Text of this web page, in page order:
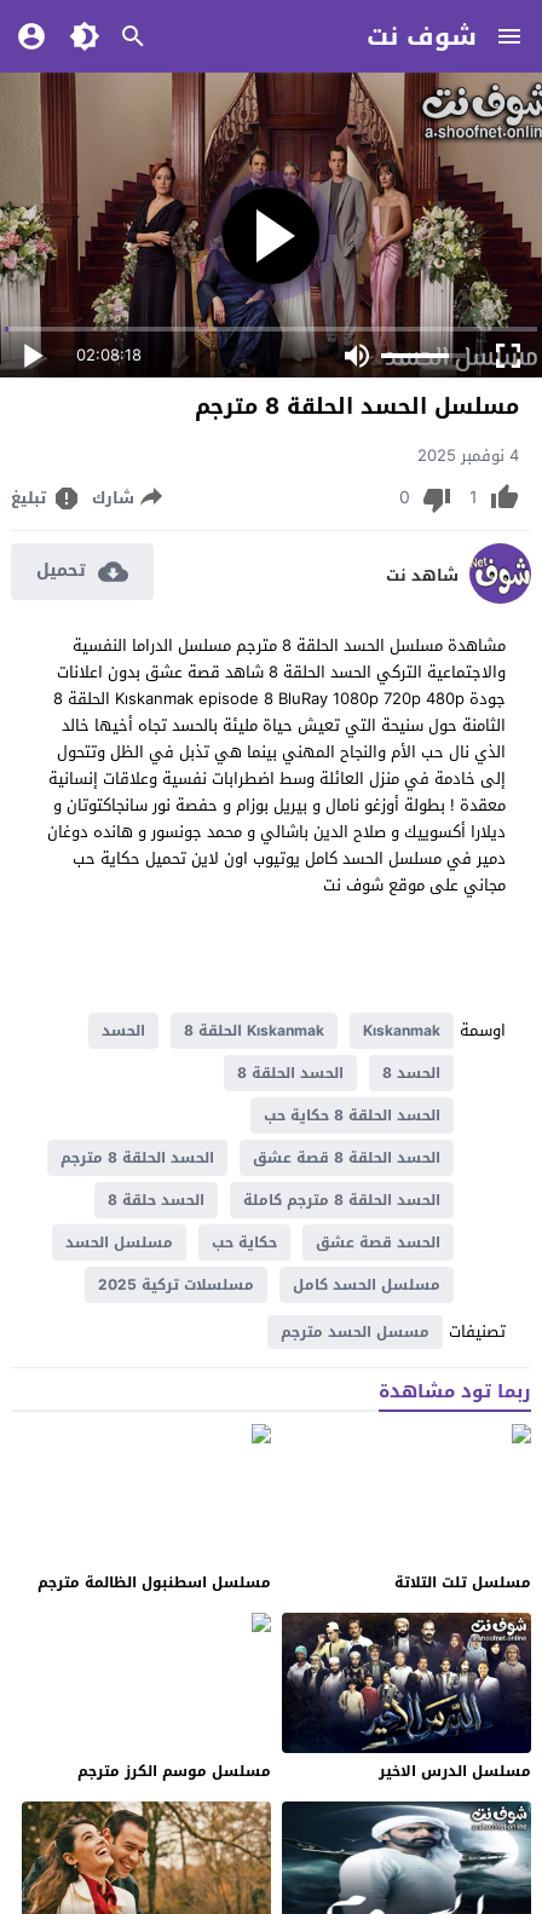
شوف نت
02:08:18
مسلسل الحسد الحلقة 8 مترجم
4 نوفمبر 2025
1
0 شارك تبليغ
شاهد نت تحميل
مشاهدة مسلسل الحسد الحلقة 8 مترجم مسلسل الدراما النفسية
والاجتماعية التركي الحسد الحلقة 8 شاهد قصة عشق بدون اعلانات
جودة Kıskanmak episode 8 BluRay 1080p 720p 480p الحلقة 8
الثامنة حول سنيحة التي تعيش حياة مليئة بالحسد تجاه أخيها خالد
الذي نال حب الأم والنجاح المهني بينما هي تذبل في الظل وتتحول
إلى خادمة في منزل العائلة وسط اضطرابات نفسية وعلاقات إنسانية
معقدة ! بطولة أوزغو نامال و بيريل بوزام و حفصة نور سانجاكتوتان و
ديلارا أكسوييك و صلاح الدين باشالي و محمد جونسور و هانده دوغان
دمير في مسلسل الحسد كامل يوتيوب اون لاين تحميل حكاية حب
مجاني على موقع شوف نت
اوسمة Kıskanmak Kıskanmak الحلقة 8
الحسد
الحسد 8
الحسد الحلقة 8
الحسد الحلقة 8 حكاية حب
الحسد الحلقة 8 قصة عشق
الحسد الحلقة 8 مترجم
الحسد الحلقة 8 مترجم كاملة
الحسد حلقة 8
الحسد قصة عشق
حكاية حب
مسلسل الحسد
مسلسل الحسد كامل
مسلسلات تركية 2025
تصنيفات مسسل الحسد مترجم
ربما تود مشاهدة
مسلسل تلت التلاتة مسلسل اسطنبول الظالمة مترجم
مسلسل الدرس الاخير مسلسل موسم الكرز مترجم